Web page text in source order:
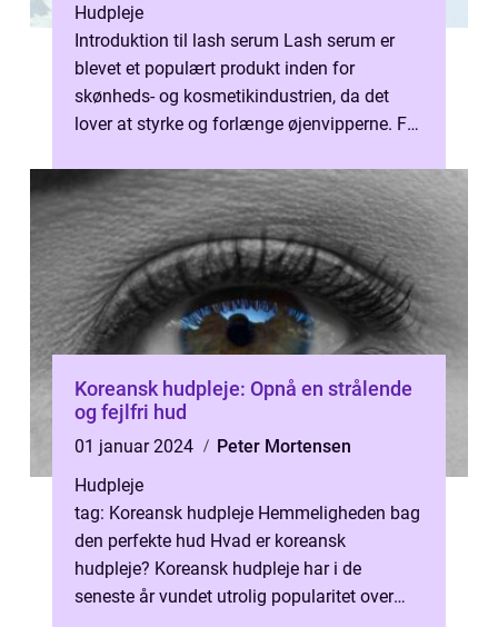
Hudpleje
Introduktion til lash serum Lash serum er
blevet et populært produkt inden for
skønheds- og kosmetikindustrien, da det
lover at styrke og forlænge øjenvipperne. For
Koreansk hudpleje: Opnå en strålende
og fejlfri hud
01 januar 2024
Peter Mortensen
Hudpleje
tag: Koreansk hudpleje Hemmeligheden bag
den perfekte hud Hvad er koreansk
hudpleje? Koreansk hudpleje har i de
seneste år vundet utrolig popularitet over